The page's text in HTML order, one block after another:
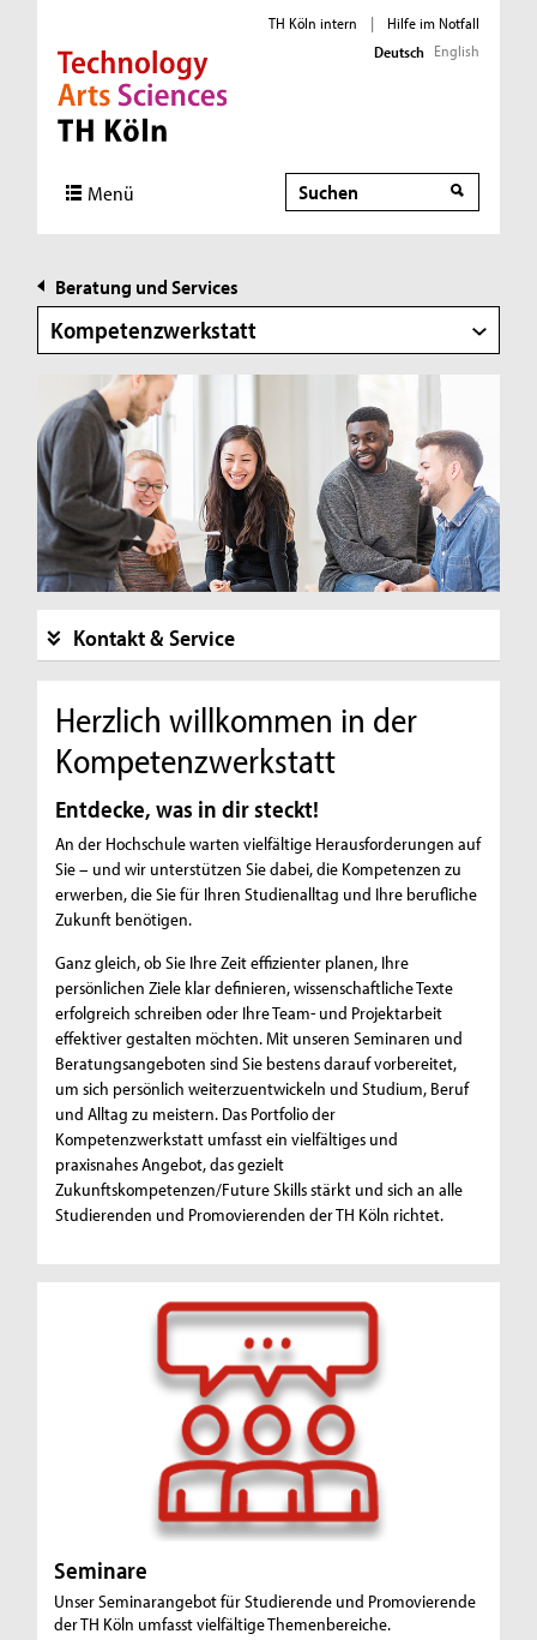
Direkt zur Hauptnavigation
Direkt zur Subnavigation
Direkt zum Inhalt
Direkt zum Fußbereich
TH Köln intern |
Hilfe im Notfall
Deutsch English
Menü Suche
Beratung und Services
Kompetenzwerkstatt
Kontakt & Service
Herzlich willkommen in der
Kompetenzwerkstatt
Entdecke, was in dir steckt!
An der Hochschule warten vielfältige Herausforderungen auf
Sie – und wir unterstützen Sie dabei, die Kompetenzen zu
erwerben, die Sie für Ihren Studienalltag und Ihre berufliche
Zukunft benötigen.
Ganz gleich, ob Sie Ihre Zeit effizienter planen, Ihre
persönlichen Ziele klar definieren, wissenschaftliche Texte
erfolgreich schreiben oder Ihre Team- und Projektarbeit
effektiver gestalten möchten. Mit unseren Seminaren und
Beratungsangeboten sind Sie bestens darauf vorbereitet,
um sich persönlich weiterzuentwickeln und Studium, Beruf
und Alltag zu meistern. Das Portfolio der
Kompetenzwerkstatt umfasst ein vielfältiges und
praxisnahes Angebot, das gezielt
Zukunftskompetenzen/Future Skills stärkt und sich an alle
Studierenden und Promovierenden der TH Köln richtet.
Seminare
Unser Seminarangebot für Studierende und Promovierende
der TH Köln umfasst vielfältige Themenbereiche.